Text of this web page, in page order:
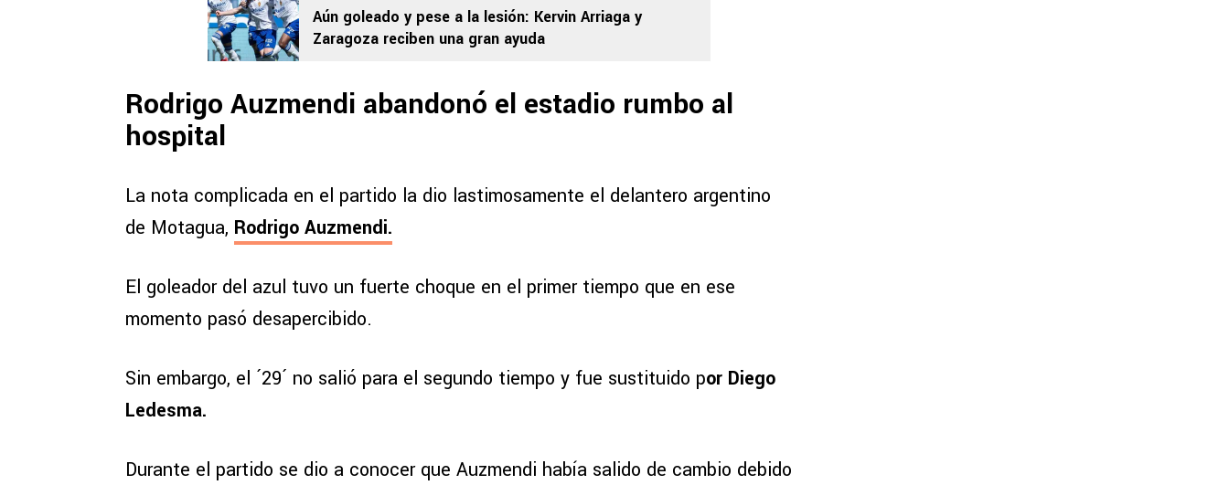
Aún goleado y pese a la lesión: Kervin Arriaga y
Zaragoza reciben una gran ayuda
Rodrigo Auzmendi abandonó el estadio rumbo al
hospital
La nota complicada en el partido la dio lastimosamente el delantero argentino
de Motagua, Rodrigo Auzmendi.
El goleador del azul tuvo un fuerte choque en el primer tiempo que en ese
momento pasó desapercibido.
Sin embargo, el ´29´ no salió para el segundo tiempo y fue sustituido por Diego
Ledesma.
Durante el partido se dio a conocer que Auzmendi había salido de cambio debido